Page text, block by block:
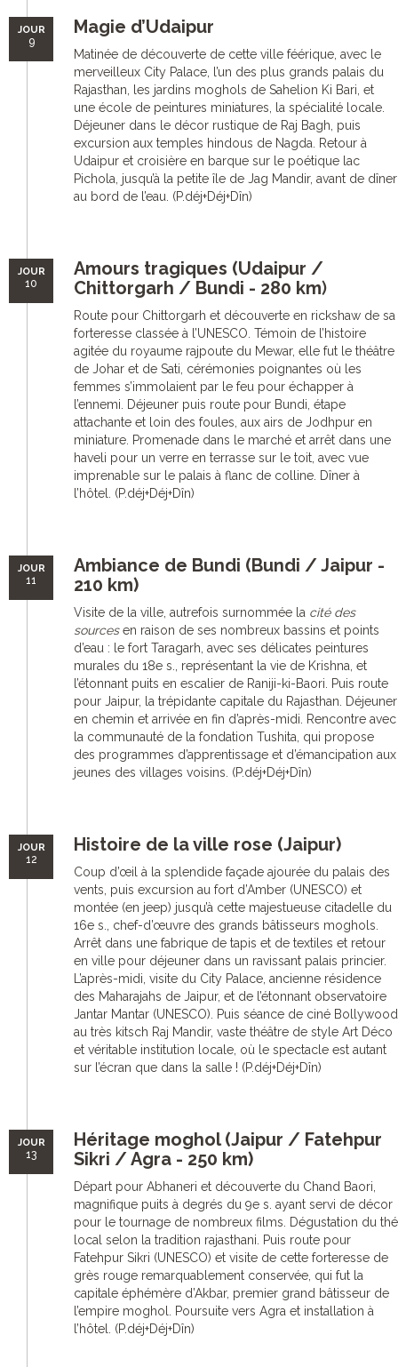
JOUR
9
Magie d’Udaipur
Matinée de découverte de cette ville féérique, avec le
merveilleux City Palace, l’un des plus grands palais du
Rajasthan, les jardins moghols de Sahelion Ki Bari, et
une école de peintures miniatures, la spécialité locale.
Déjeuner dans le décor rustique de Raj Bagh, puis
excursion aux temples hindous de Nagda. Retour à
Udaipur et croisière en barque sur le poétique lac
Pichola, jusqu’à la petite île de Jag Mandir, avant de dîner
au bord de l’eau. (P.déj+Déj+Dîn)
JOUR
10
Amours tragiques (Udaipur /
Chittorgarh / Bundi - 280 km)
Route pour Chittorgarh et découverte en rickshaw de sa
forteresse classée à l’UNESCO. Témoin de l’histoire
agitée du royaume rajpoute du Mewar, elle fut le théâtre
de Johar et de Sati, cérémonies poignantes où les
femmes s’immolaient par le feu pour échapper à
l’ennemi. Déjeuner puis route pour Bundi, étape
attachante et loin des foules, aux airs de Jodhpur en
miniature. Promenade dans le marché et arrêt dans une
haveli pour un verre en terrasse sur le toit, avec vue
imprenable sur le palais à flanc de colline. Dîner à
l’hôtel. (P.déj+Déj+Dîn)
JOUR
11
Ambiance de Bundi (Bundi / Jaipur -
210 km)
Visite de la ville, autrefois surnommée la cité des
sourcesen raison de ses nombreux bassins et points
d’eau : le fort Taragarh, avec ses délicates peintures
murales du 18e s., représentant la vie de Krishna, et
l’étonnant puits en escalier de Raniji-ki-Baori. Puis route
pour Jaipur, la trépidante capitale du Rajasthan. Déjeuner
en chemin et arrivée en fin d’après-midi. Rencontre avec
la communauté de la fondation Tushita, qui propose
des programmes d’apprentissage et d’émancipation aux
jeunes des villages voisins. (P.déj+Déj+Dîn)
JOUR
12
Histoire de la ville rose (Jaipur)
Coup d’œil à la splendide façade ajourée du palais des
vents, puis excursion au fort d’Amber (UNESCO) et
montée (en jeep) jusqu’à cette majestueuse citadelle du
16e s., chef-d’œuvre des grands bâtisseurs moghols.
Arrêt dans une fabrique de tapis et de textiles et retour
en ville pour déjeuner dans un ravissant palais princier.
L’après-midi, visite du City Palace, ancienne résidence
des Maharajahs de Jaipur, et de l’étonnant observatoire
Jantar Mantar (UNESCO). Puis séance de ciné Bollywood
au très kitsch Raj Mandir, vaste théâtre de style Art Déco
et véritable institution locale, où le spectacle est autant
sur l’écran que dans la salle ! (P.déj+Déj+Dîn)
JOUR
13
Héritage moghol (Jaipur / Fatehpur
Sikri / Agra - 250 km)
Départ pour Abhaneri et découverte du Chand Baori,
magnifique puits à degrés du 9e s. ayant servi de décor
pour le tournage de nombreux films. Dégustation du thé
local selon la tradition rajasthani. Puis route pour
Fatehpur Sikri (UNESCO) et visite de cette forteresse de
grès rouge remarquablement conservée, qui fut la
capitale éphémère d’Akbar, premier grand bâtisseur de
l’empire moghol. Poursuite vers Agra et installation à
l’hôtel. (P.déj+Déj+Dîn)